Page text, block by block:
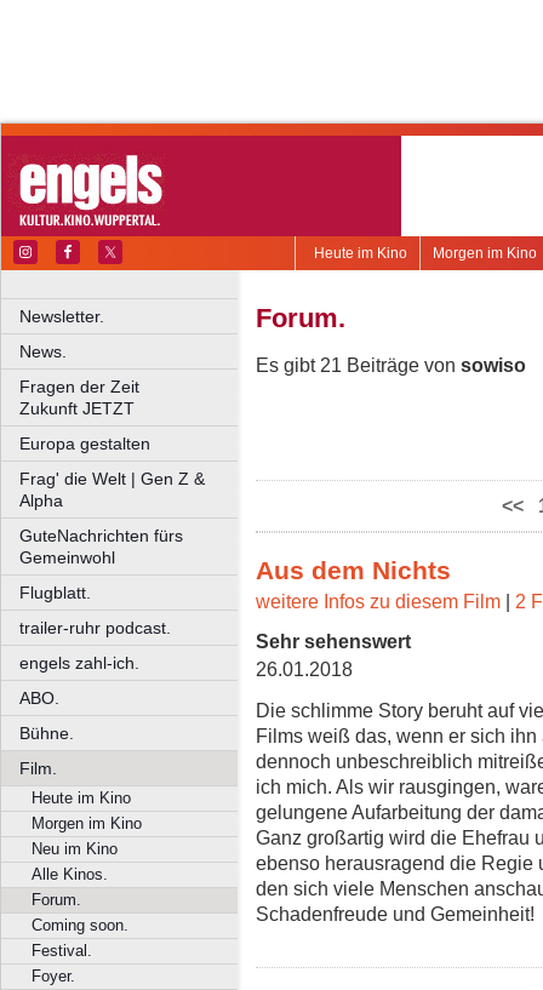
Morgen im Kino
Heute im Kino
Newsletter.
News.
Fragen der Zeit
Zukunft JETZT
Europa gestalten
Frag' die Welt | Gen Z &
Alpha
GuteNachrichten fürs
Gemeinwohl
Flugblatt.
trailer-ruhr podcast.
engels zahl-ich.
ABO.
Bühne.
Film.
Heute im Kino
Morgen im Kino
Neu im Kino
Alle Kinos.
Forum.
Coming soon.
Festival.
Foyer.
Forum.
Es gibt 21 Beiträge von sowiso
<<
Aus dem Nichts
weitere Infos zu diesem Film | 2
Sehr sehenswert
26.01.2018
Die schlimme Story beruht auf
Films weiß das, wenn er sich
dennoch unbeschreiblich
ich mich. Als wir rausgingen,
gelungene Aufarbeitung der
Ganz großartig wird die Ehefrau
ebenso herausragend die Regie
den sich viele Menschen
Schadenfreude und Gemeinheit!